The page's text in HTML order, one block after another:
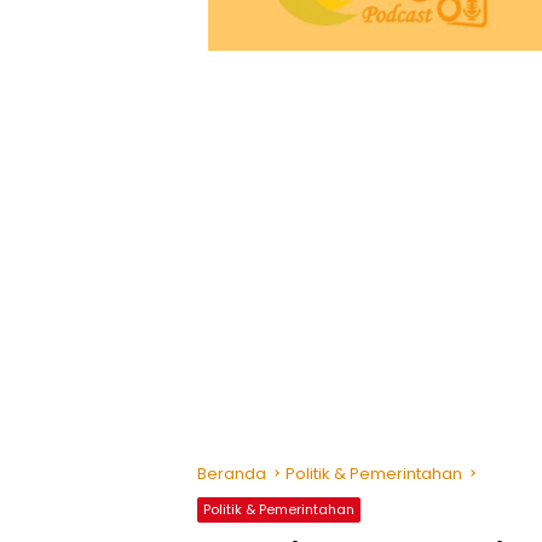
Beranda Politik & Pemerintahan
Politik & Pemerintahan